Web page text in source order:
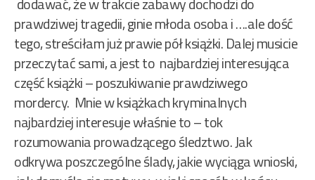
prawdziwej tragedii, ginie młoda osoba i ….ale dość
tego, streściłam już prawie pół książki. Dalej musicie
przeczytać sami, a jest to najbardziej interesująca
część książki – poszukiwanie prawdziwego
mordercy. Mnie w książkach kryminalnych
najbardziej interesuje właśnie to – tok
rozumowania prowadzącego śledztwo. Jak
odkrywa poszczególne ślady, jakie wyciąga wnioski,